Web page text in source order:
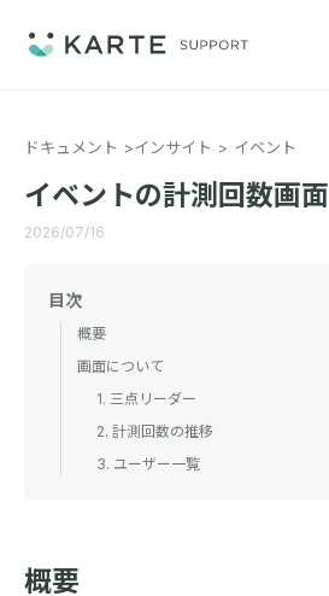
ドキュメント インサイト イベント
イベントの計測回数画面
2026/07/16
概要
目次
概要
画面について
1. 三点リーダー
2. 計測回数の推移
3. ユーザー一覧